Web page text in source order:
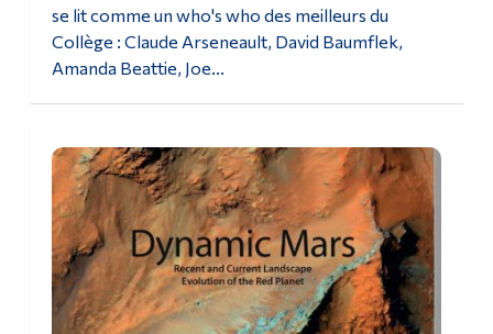
se lit comme un who's who des meilleurs du
Collège : Claude Arseneault, David Baumflek,
Amanda Beattie, Joe...